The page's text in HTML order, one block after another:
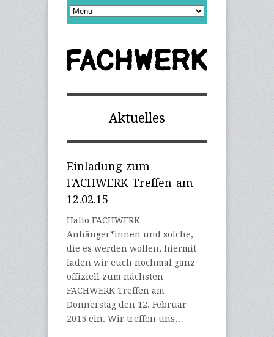
Aktuelles
Einladung zum
FACHWERK Treffen am
12.02.15
Hallo FACHWERK
Anhänger*innen und solche,
die es werden wollen, hiermit
laden wir euch nochmal ganz
offiziell zum nächsten
FACHWERK Treffen am
Donnerstag den 12. Februar
2015 ein. Wir treffen uns…